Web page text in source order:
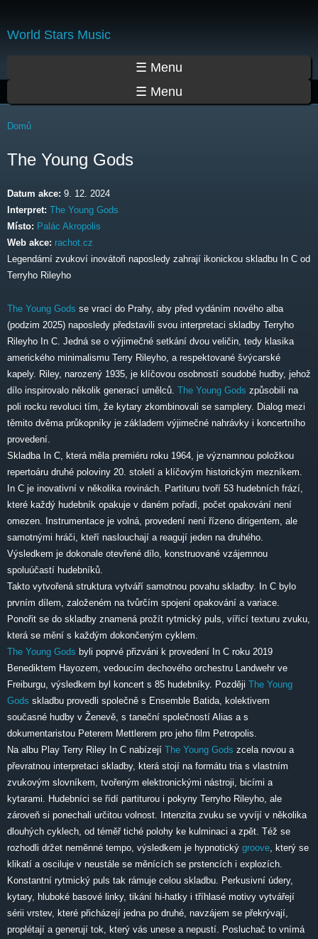
World Stars Music
☰ Menu
☰ Menu
Jste zde
Domů
The Young Gods
Datum akce: 9. 12. 2024
Interpret: The Young Gods
Místo: Palác Akropolis
Web akce: rachot.cz
Legendární zvukoví inovátoři naposledy zahrají ikonickou skladbu In C od
Terryho Rileyho
The Young Gods se vrací do Prahy, aby před vydáním nového alba
(podzim 2025) naposledy představili svou interpretaci skladby Terryho
Rileyho In C. Jedná se o výjimečné setkání dvou veličin, tedy klasika
amerického minimalismu Terry Rileyho, a respektované švýcarské
kapely. Riley, narozený 1935, je klíčovou osobností soudobé hudby, jehož
dílo inspirovalo několik generací umělců. The Young Gods způsobili na
poli rocku revoluci tím, že kytary zkombinovali se samplery. Dialog mezi
těmito dvěma průkopníky je základem výjimečné nahrávky i koncertního
provedení.
Skladba In C, která měla premiéru roku 1964, je významnou položkou
repertoáru druhé poloviny 20. století a klíčovým historickým mezníkem.
In C je inovativní v několika rovinách. Partituru tvoří 53 hudebních frází,
které každý hudebník opakuje v daném pořadí, počet opakování není
omezen. Instrumentace je volná, provedení není řízeno dirigentem, ale
samotnými hráči, kteří naslouchají a reagují jeden na druhého.
Výsledkem je dokonale otevřené dílo, konstruované vzájemnou
spoluúčastí hudebníků.
Takto vytvořená struktura vytváří samotnou povahu skladby. In C bylo
prvním dílem, založeném na tvůrčím spojení opakování a variace.
Ponořit se do skladby znamená prožít rytmický puls, vířící texturu zvuku,
která se mění s každým dokončeným cyklem.
The Young Gods byli poprvé přizváni k provedení In C roku 2019
Benediktem Hayozem, vedoucím dechového orchestru Landwehr ve
Freiburgu, výsledkem byl koncert s 85 hudebníky. Později The Young
Gods skladbu provedli společně s Ensemble Batida, kolektivem
současné hudby v Ženevě, s taneční společností Alias a s
dokumentaristou Peterem Mettlerem pro jeho film Petropolis.
Na albu Play Terry Riley In C nabízejí The Young Gods zcela novou a
převratnou interpretaci skladby, která stojí na formátu tria s vlastním
zvukovým slovníkem, tvořeným elektronickými nástroji, bicími a
kytarami. Hudebníci se řídí partiturou i pokyny Terryho Rileyho, ale
zároveň si ponechali určitou volnost. Intenzita zvuku se vyvíjí v několika
dlouhých cyklech, od téměř tiché polohy ke kulminaci a zpět. Též se
rozhodli držet neměnné tempo, výsledkem je hypnotický groove , který se
klikatí a osciluje v neustále se měnících se prstencích i explozích.
Konstantní rytmický puls tak rámuje celou skladbu. Perkusivní údery,
kytary, hluboké basové linky, tikání hi-hatky i tříhlasé motivy vytvářejí
sérii vrstev, které přicházejí jedna po druhé, navzájem se překrývají,
proplétají a generují tok, který vás unese a nepustí. Posluchač to vnímá